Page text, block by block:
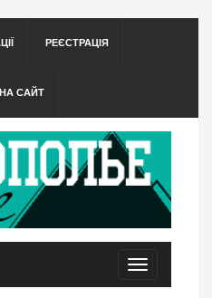
РЕЄСТРАЦІЯ
НА САЙТ
Toggle
navigation